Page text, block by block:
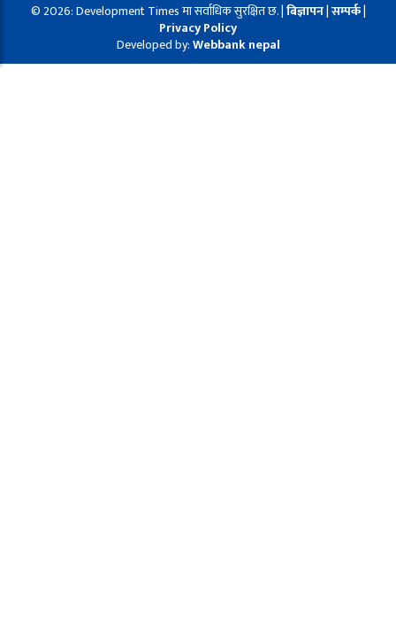
© 2026: Development Times मा सर्वाधिक सुरक्षित छ. |बिज्ञापन|सम्पर्क|
Privacy Policy
Developed by:Webbank nepal